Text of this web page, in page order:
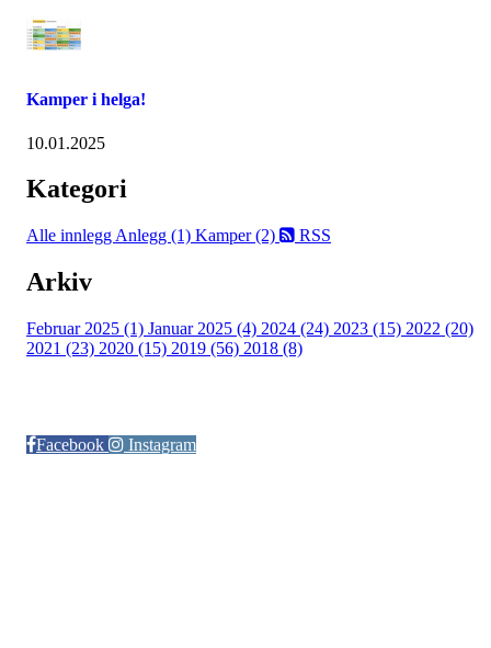
Kamper i helga!
10.01.2025
Kategori
Alle innlegg Anlegg (1) Kamper (2) RSS
Arkiv
Februar 2025 (1) Januar 2025 (4) 2024 (24) 2023 (15) 2022 (20)
2021 (23) 2020 (15) 2019 (56) 2018 (8)
Facebook
Instagram